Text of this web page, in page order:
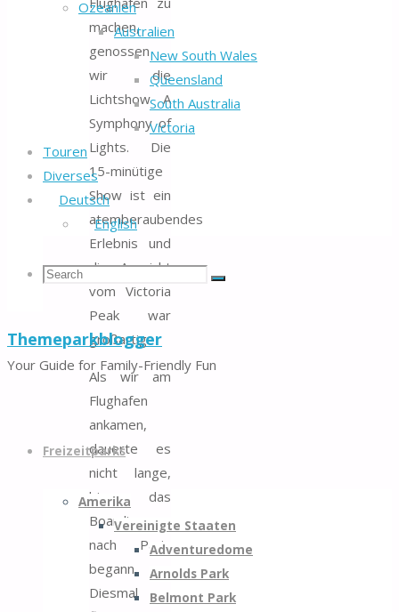
Ozeanien
Australien
New South Wales
Queensland
South Australia
Victoria
Touren
Diverses
Deutsch
English
Search
Search
for:
Search
Themeparkblogger
Your Guide for Family-Friendly Fun
Freizeitparks
Amerika
Vereinigte Staaten
Adventuredome
Arnolds Park
Belmont Park
machen,
genossen
wir die
Lichtshow A
Symphony of
Lights. Die
15-minütige
Show ist ein
atemberaubendes
Erlebnis und
die Aussicht
vom Victoria
Peak war
großartig.
Als wir am
Flughafen
ankamen,
dauerte es
nicht lange,
bis das
Boarding
nach Paris
begann.
Diesmal